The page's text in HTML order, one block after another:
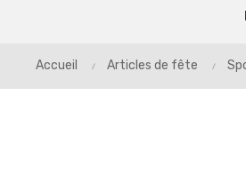
Accueil Articles de fête